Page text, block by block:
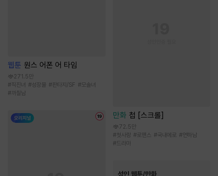
웹툰 원스 어폰 어 타임
271.5만
#직진녀 #성장물 # 판타지/SF #모솔녀
#까칠남
만화 첩 [스크롤]
72.5만
#첫사랑 #로맨스 #국내에로 #연하남
#드라마
성인 웹툰/만화